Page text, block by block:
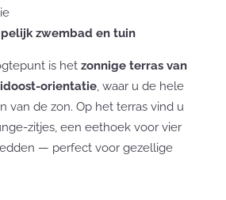
zwembad en tuin
is het zonnige terras van
orientatie, waar u de hele
van de zon. Op het terras vind u
zitjes, een eethoek voor vier
— perfect voor gezellige